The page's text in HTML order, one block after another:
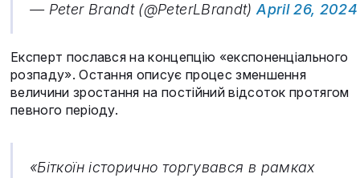
— Peter Brandt (@PeterLBrandt)April 26, 2024
Експерт послався на концепцію «експоненціального
розпаду». Остання описує процес зменшення
величини зростання на постійний відсоток протягом
певного періоду.
«Біткоїн історично торгувався в рамках